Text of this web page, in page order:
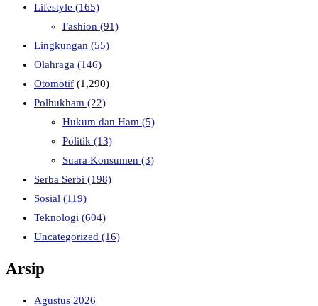
Lifestyle (165)
Fashion (91)
Lingkungan (55)
Olahraga (146)
Otomotif (1,290)
Polhukham (22)
Hukum dan Ham (5)
Politik (13)
Suara Konsumen (3)
Serba Serbi (198)
Sosial (119)
Teknologi (604)
Uncategorized (16)
Arsip
Agustus 2026